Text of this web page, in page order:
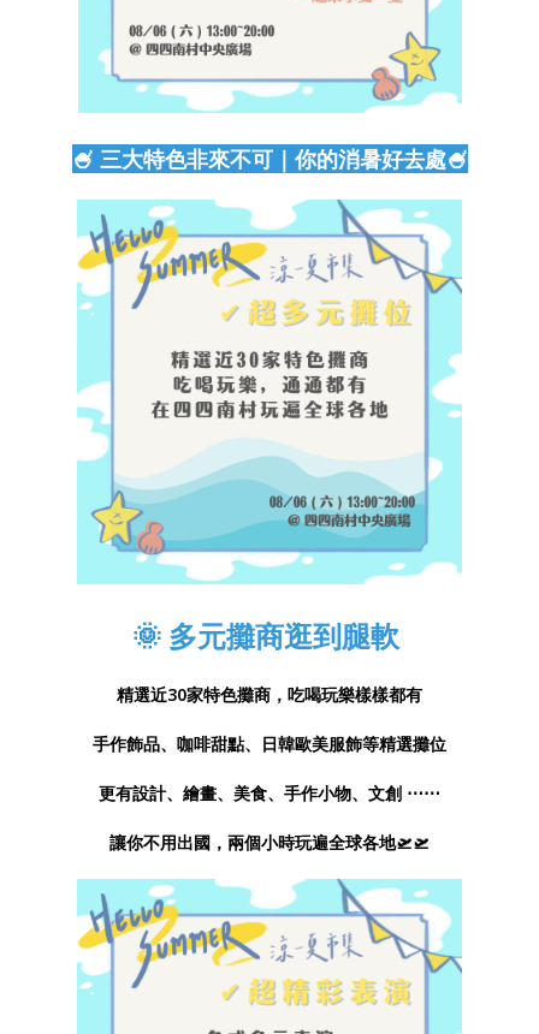
🍧 三大特色非來不可｜你的消暑好去處🍧
🌞 多元攤商逛到腿軟
精選近30家特色攤商，吃喝玩樂樣樣都有
手作飾品、咖啡甜點、日韓歐美服飾等精選攤位
更有設計、繪畫、美食、手作小物、文創 ⋯⋯
讓你不用出國，兩個小時玩遍全球各地🛫🛫